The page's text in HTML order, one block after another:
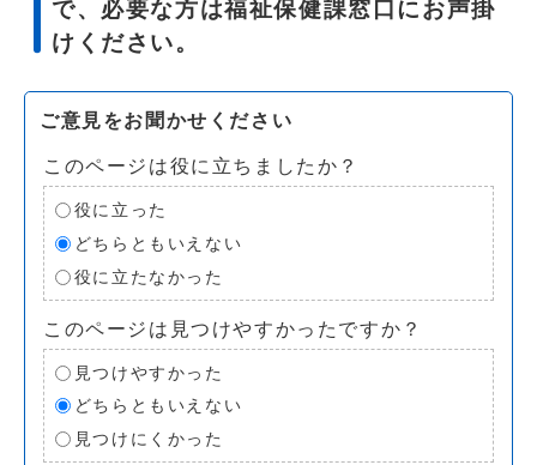
で、必要な方は福祉保健課窓口にお声掛
けください。
ご意見をお聞かせください
このページは役に立ちましたか？
役に立った
どちらともいえない
役に立たなかった
このページは見つけやすかったですか？
見つけやすかった
どちらともいえない
見つけにくかった